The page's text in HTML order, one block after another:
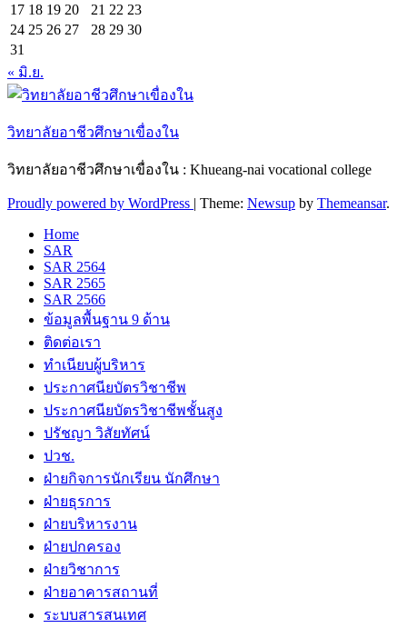
17 18 19 20 21 22 23
24 25 26 27 28 29 30
31
« มิ.ย.
วิทยาลัยอาชีวศึกษาเขื่องใน
วิทยาลัยอาชีวศึกษาเขื่องใน : Khueang-nai vocational college
Proudly powered by WordPress | Theme: Newsup by Themeansar.
Home
SAR
SAR 2564
SAR 2565
SAR 2566
ข้อมูลพื้นฐาน 9 ด้าน
ติดต่อเรา
ทำเนียบผู้บริหาร
ประกาศนียบัตรวิชาชีพ
ประกาศนียบัตรวิชาชีพชั้นสูง
ปรัชญา วิสัยทัศน์
ปวช.
ฝ่ายกิจการนักเรียน นักศึกษา
ฝ่ายธุรการ
ฝ่ายบริหารงาน
ฝ่ายปกครอง
ฝ่ายวิชาการ
ฝ่ายอาคารสถานที่
ระบบสารสนเทศ